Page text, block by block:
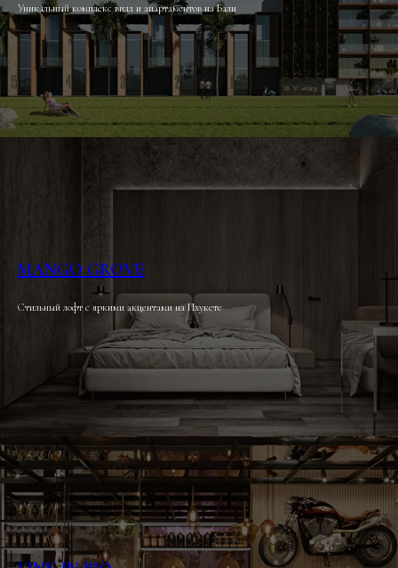
Уникальный комплекс вилл и апартаментов на Бали
MANGO GROVE
Стильный лофт с яркими акцентами на Пхукете